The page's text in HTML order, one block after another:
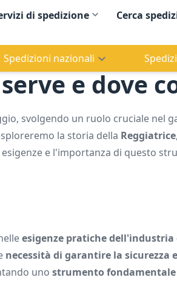
di spedizione Cerca
Spedizioni nazionali
e dove
svolgendo un ruolo cruciale nel
la storia della Reggiatrice
e l'importanza di questo
esigenze pratiche
necessità di garantire la sicurezza
uno strumento